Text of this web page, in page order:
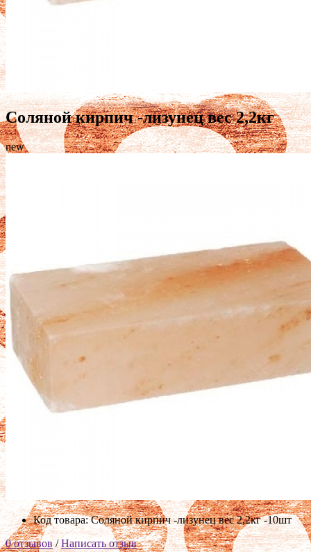
Соляной кирпич -лизунец вес 2,2кг
new
Код товара: Соляной кирпич -лизунец вес 2,2кг -10шт
0 отзывов/Написать отзыв